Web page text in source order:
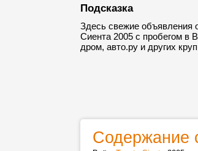
Подсказка
Здесь свежие объявления
Сиента 2005 с пробегом в
дром, авто.ру и других
Содержание